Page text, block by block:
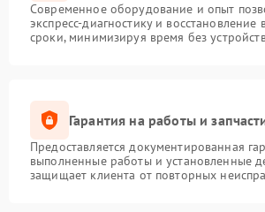
Современное оборудование и опыт
экспресс-диагностику и восстановление
сроки, минимизируя время без
Гарантия на работы и
Предоставляется документированная
выполненные работы и установленные
защищает клиента от повторных